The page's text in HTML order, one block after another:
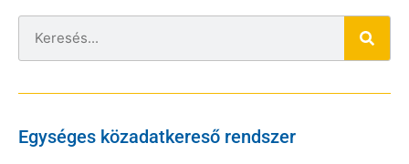
Egységes közadatkereső rendszer